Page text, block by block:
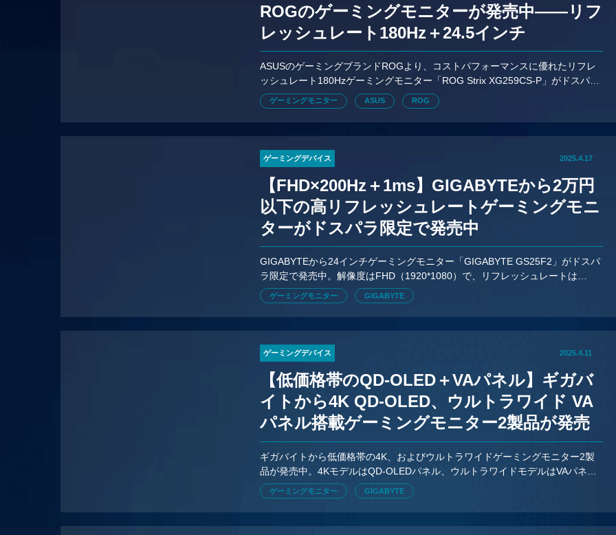
ROGのゲーミングモニターが発売中——リフ
レッシュレート180Hz＋24.5インチ
ASUSのゲーミングブランドROGより、コストパフォーマンスに優れたリフレ
ッシュレート180Hzゲーミングモニター「ROG Strix XG259CS-P」がドスパラ
限定で発売中。価格は25,800円。
ゲーミングモニター ASUS ROG
ゲーミングデバイス 2025.4.17
【FHD×200Hz＋1ms】GIGABYTEから2万円
以下の高リフレッシュレートゲーミングモニ
ターがドスパラ限定で発売中
GIGABYTEから24インチゲーミングモニター「GIGABYTE GS25F2」がドスパ
ラ限定で発売中。解像度はFHD（1920*1080）で、リフレッシュレートは
200Hz。参考価格は19,800円となっている。
ゲーミングモニター GIGABYTE
ゲーミングデバイス 2025.4.11
【低価格帯のQD-OLED＋VAパネル】ギガバ
イトから4K QD-OLED、ウルトラワイド VA
パネル搭載ゲーミングモニター2製品が発売
中
ギガバイトから低価格帯の4K、およびウルトラワイドゲーミングモニター2製
品が発売中。4KモデルはQD-OLEDパネル、ウルトラワイドモデルはVAパネル
を採用。どちらも高リフレッシュレートモデルとなっている。
ゲーミングモニター GIGABYTE